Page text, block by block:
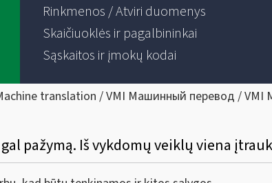
Rinkmenos / Atviri duomenys
Skaičiuoklės ir pagalbininkai
Sąskaitos ir įmokų kodai
translation / VMI Машинный перевод / VMI